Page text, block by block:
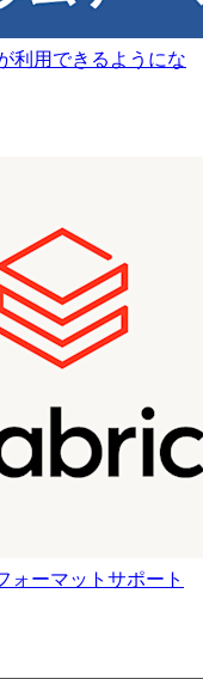
利用できるようにな
ォーマットサポート